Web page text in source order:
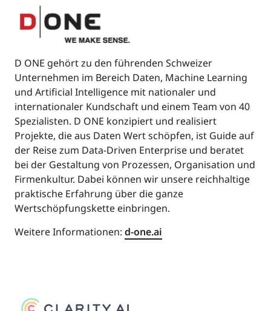
D ONE gehört zu den führenden Schweizer
Unternehmen im Bereich Daten, Machine Learning
und Artificial Intelligence mit nationaler und
internationaler Kundschaft und einem Team von 40
Spezialisten. D ONE konzipiert und realisiert
Projekte, die aus Daten Wert schöpfen, ist Guide auf
der Reise zum Data-Driven Enterprise und beratet
bei der Gestaltung von Prozessen, Organisation und
Firmenkultur. Dabei können wir unsere reichhaltige
praktische Erfahrung über die ganze
Wertschöpfungskette einbringen.
Weitere Informationen: d-one.ai